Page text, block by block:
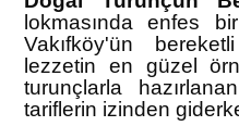
lokmasında enfes
Vakıfköy'ün
lezzetin en güzel
turunçlarla
tariflerin izinden